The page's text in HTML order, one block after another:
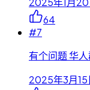
64
#7
有个问题 华
2025年3月15